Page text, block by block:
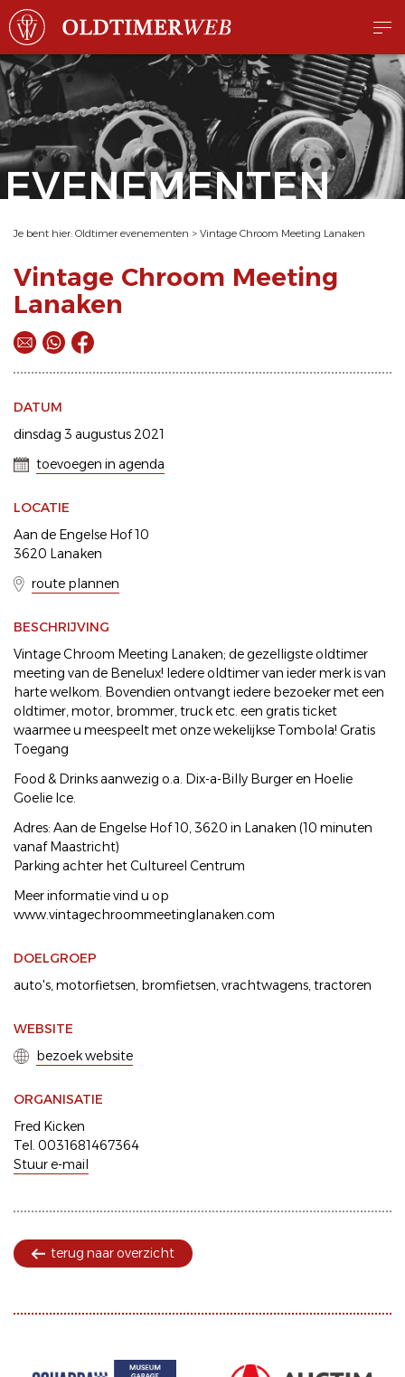
EVENEMENTEN
Je bent hier: Oldtimer evenementen > Vintage Chroom Meeting Lanaken
Vintage Chroom Meeting
Lanaken
DATUM
dinsdag 3 augustus 2021
toevoegen in agenda
LOCATIE
Aan de Engelse Hof 10
3620 Lanaken
route plannen
BESCHRIJVING
Vintage Chroom Meeting Lanaken; de gezelligste oldtimer
meeting van de Benelux! Iedere oldtimer van ieder merk is van
harte welkom. Bovendien ontvangt iedere bezoeker met een
oldtimer, motor, brommer, truck etc. een gratis ticket
waarmee u meespeelt met onze wekelijkse Tombola! Gratis
Toegang
Food & Drinks aanwezig o.a. Dix-a-Billy Burger en Hoelie
Goelie Ice.
Adres: Aan de Engelse Hof 10, 3620 in Lanaken (10 minuten
vanaf Maastricht)
Parking achter het Cultureel Centrum
Meer informatie vind u op
www.vintagechroommeetinglanaken.com
DOELGROEP
auto's motorfietsen bromfietsen vrachtwagens tractoren
WEBSITE
bezoek website
ORGANISATIE
Fred Kicken
Tel. 0031681467364
Stuur e-mail
terug naar overzicht